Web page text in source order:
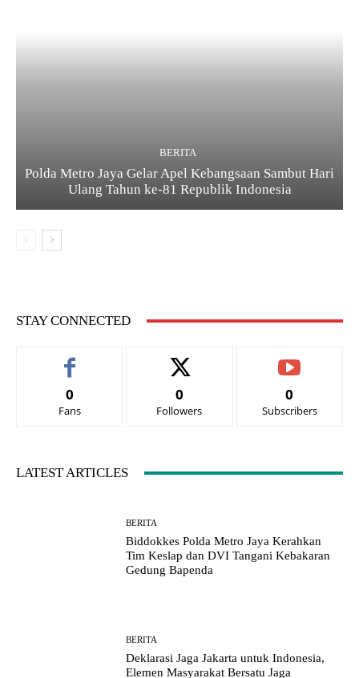
BERITA
Polda Metro Jaya Gelar Apel Kebangsaan Sambut Hari
Ulang Tahun ke-81 Republik Indonesia
STAY CONNECTED
0
Fans
0
Followers
0
Subscribers
LATEST ARTICLES
BERITA
Biddokkes Polda Metro Jaya Kerahkan
Tim Keslap dan DVI Tangani Kebakaran
Gedung Bapenda
BERITA
Deklarasi Jaga Jakarta untuk Indonesia,
Elemen Masyarakat Bersatu Jaga